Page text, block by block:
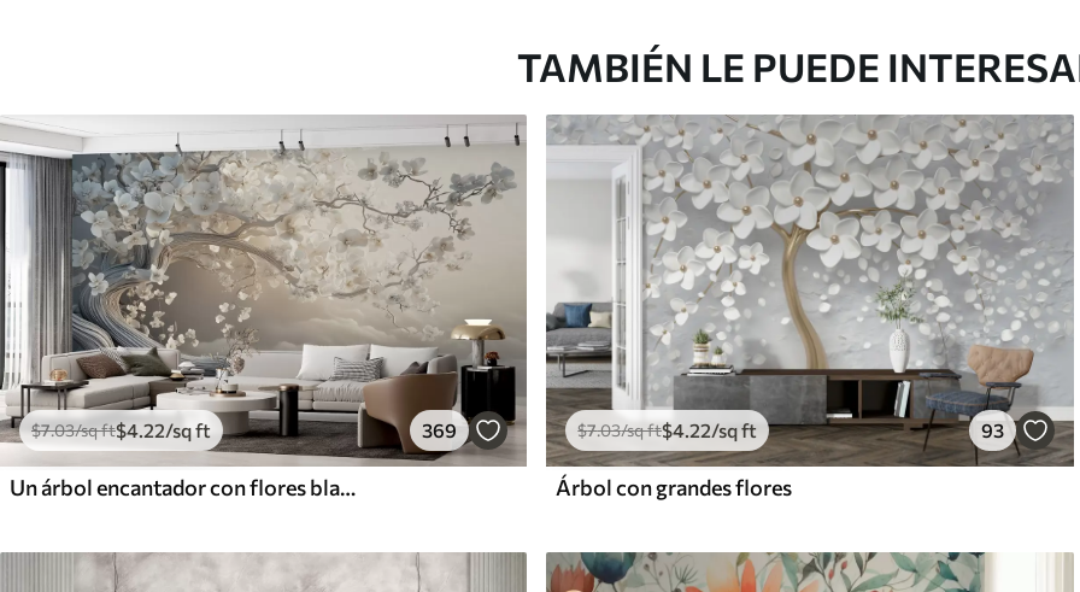
TAMBIÉN LE PUEDE
$7.03/sq ft$4 .22/sq ft 369
Un árbol encantador con flores blancas contra el fondo de nubes en un estilo interesante en delicados colores cálidos
$7.03/sq ft$4 .22/sq ft 93
Árbol con grandes flores